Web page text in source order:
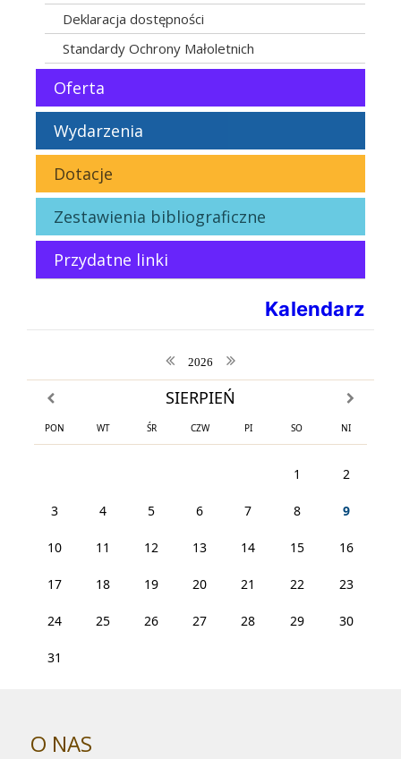
Deklaracja dostępności
Standardy Ochrony Małoletnich
Oferta
Wydarzenia
Dotacje
Zestawienia bibliograficzne
Przydatne linki
Kalendarz
poprzedni rok
2026 następny rok
poprzedni miesiąc SIERPIEŃ następny
PON WT ŚR CZW PI SO NI
1 2
3 4 5 6 7 8 9
10 11 12 13 14 15 16
17 18 19 20 21 22 23
24 25 26 27 28 29 30
31
O NAS